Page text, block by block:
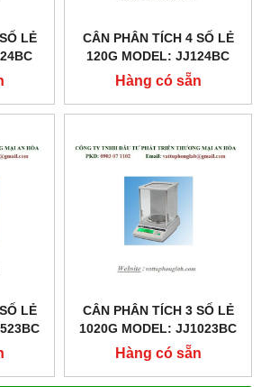
LẺ
CÂN PHÂN TÍCH 4 SỐ LẺ
120G MODEL: JJ124BC
Hàng có sẵn
LẺ
CÂN PHÂN TÍCH 3 SỐ LẺ
1020G MODEL: JJ1023BC
Hàng có sẵn